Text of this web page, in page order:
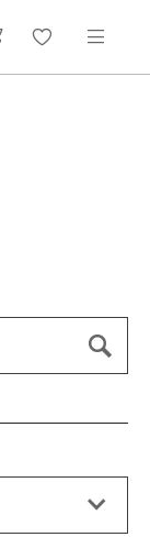
M-Sport
zoeken